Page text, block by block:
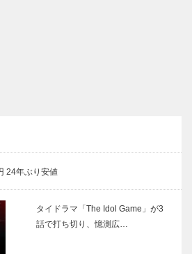
24年ぶり安値
タイドラマ「The Idol Game」が3
話で打ち切り、憶測広…